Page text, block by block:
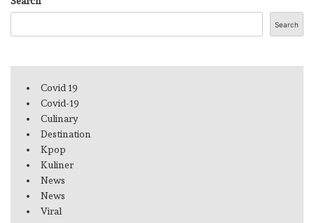
Search
Covid 19
Covid-19
Culinary
Destination
Kpop
Kuliner
News
News
Viral